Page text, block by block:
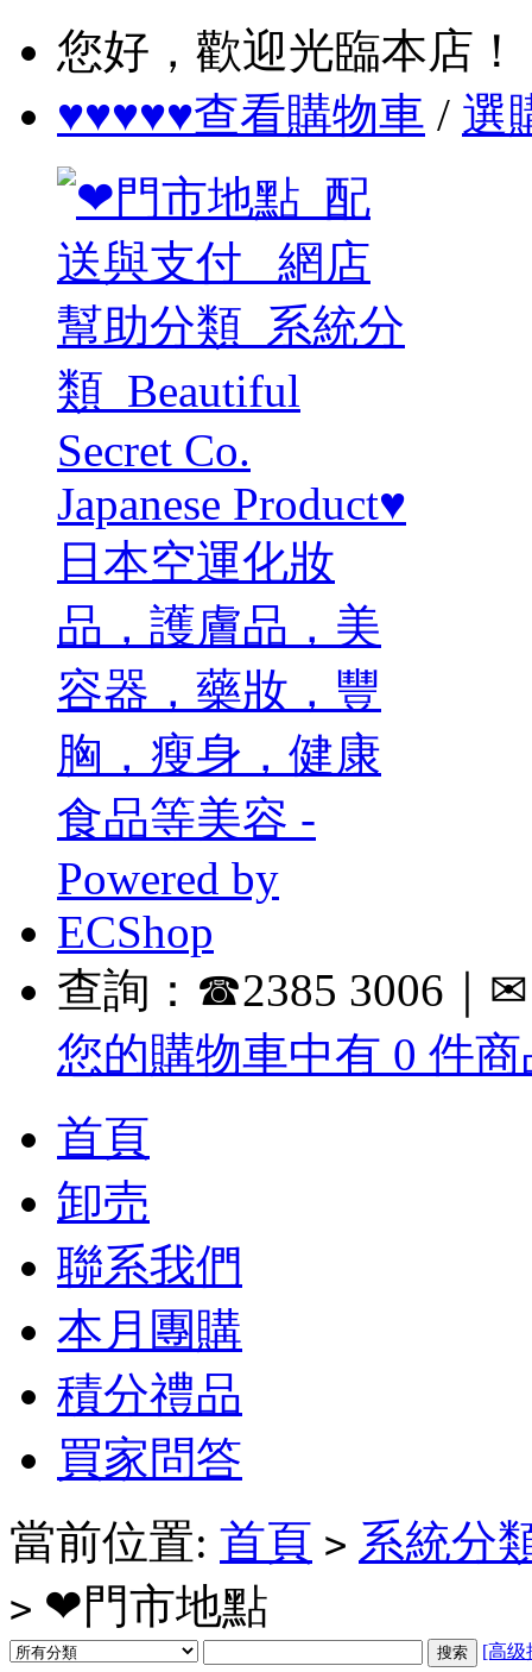
您好，歡迎光臨本店！
♥♥♥♥♥查看購物車 / 選
查詢：☎2385 3006｜✉
您的購物車中有 0 件
首頁
卸売
聯系我們
本月團購
積分禮品
買家問答
當前位置: 首頁 > 系統分
> ❤門市地點
[高级